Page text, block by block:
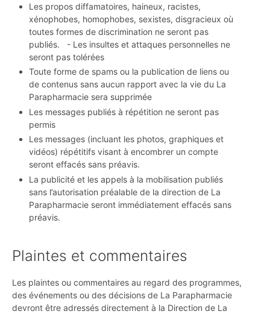
Les propos diffamatoires, haineux, racistes,
xénophobes, homophobes, sexistes, disgracieux où
toutes formes de discrimination ne seront pas
publiés. - Les insultes et attaques personnelles ne
seront pas tolérées
Toute forme de spams ou la publication de liens ou
de contenus sans aucun rapport avec la vie du La
Parapharmacie sera supprimée
Les messages publiés à répétition ne seront pas
permis
Les messages (incluant les photos, graphiques et
vidéos) répétitifs visant à encombrer un compte
seront effacés sans préavis.
La publicité et les appels à la mobilisation publiés
sans l’autorisation préalable de la direction de La
Parapharmacie seront immédiatement effacés sans
préavis.
Plaintes et commentaires
Les plaintes ou commentaires au regard des programmes,
des événements ou des décisions de La Parapharmacie
devront être adressés directement à la Direction de La